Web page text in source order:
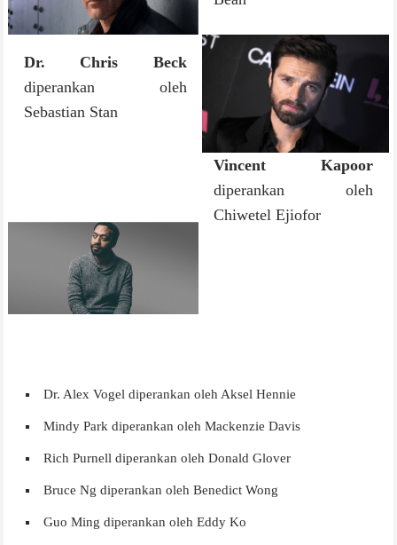
Dr. Chris Beck
diperankan oleh
Sebastian Stan
Vincent Kapoor
diperankan oleh
Chiwetel Ejiofor
Dr. Alex Vogel diperankan oleh Aksel Hennie
Mindy Park diperankan oleh Mackenzie Davis
Rich Purnell diperankan oleh Donald Glover
Bruce Ng diperankan oleh Benedict Wong
Guo Ming diperankan oleh Eddy Ko